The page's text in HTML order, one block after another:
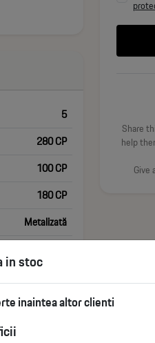
5
280 CP
100 CP
180 CP
Metalizată
Share
help
Give
in stoc
inaintea altor clienti